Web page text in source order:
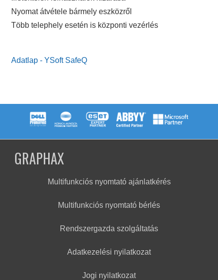
Nyomat átvétele bármely eszközről
Több telephely esetén is központi vezérlés
Adatlap - YSoft SafeQ
GRAPHAX
Multifunkciós nyomtató ajánlatkérés
Multifunkciós nyomtató bérlés
Rendszergazda szolgáltatás
Adatkezelési nyilatkozat
Jogi nyilatkozat